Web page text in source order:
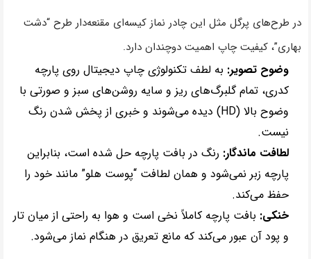
در طرح‌های پرگل مثل این چادر نماز کیسه‌ای مقنعه‌دار طرح “دشت
بهاری”، کیفیت چاپ اهمیت دوچندان دارد.
وضوح تصویر: به لطف تکنولوژی چاپ دیجیتال روی پارچه
کدری، تمام گلبرگ‌های ریز و سایه روشن‌های سبز و صورتی با
وضوح بالا (HD) دیده می‌شوند و خبری از پخش شدن رنگ
نیست.
لطافت ماندگار: رنگ در بافت پارچه حل شده است، بنابراین
پارچه زبر نمی‌شود و همان لطافت “پوست هلو” مانند خود را
حفظ می‌کند.
خنکی: بافت پارچه کاملاً نخی است و هوا به راحتی از میان تار
و پود آن عبور می‌کند که مانع تعریق در هنگام نماز می‌شود.